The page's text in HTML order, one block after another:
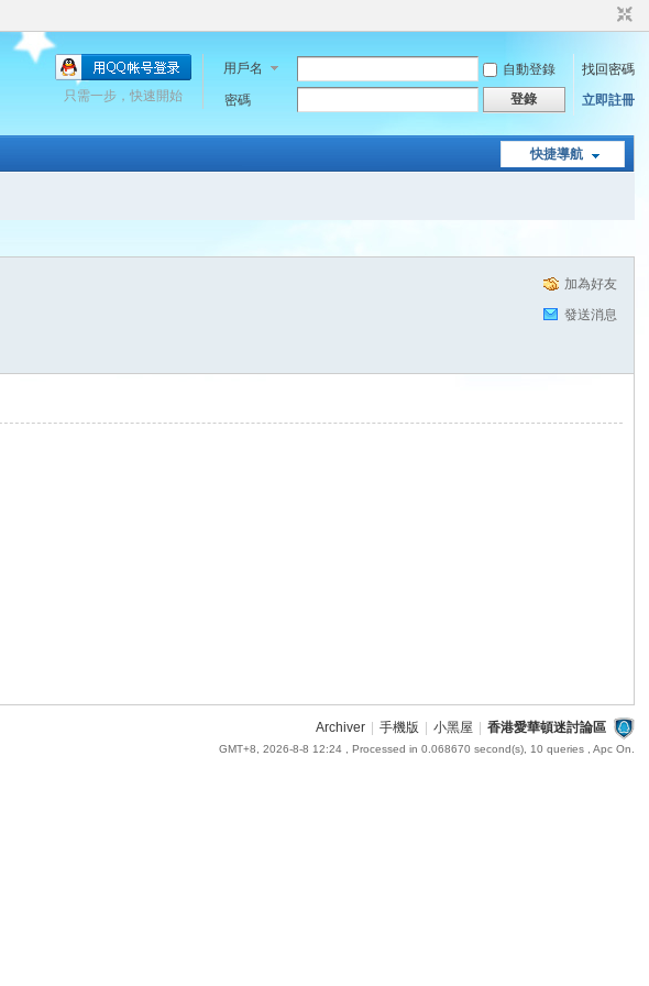
用戶名 自動登錄
找回密碼
密碼
登錄 立即註冊
只需一步，快速開始
快捷導航
加為好友
發送消息
Archiver 手機版 小黑屋 香港愛華頓迷討論區
GMT+8, 2026-8-8 12:24, Processed in 0.068670 second(s), 10 queries , Apc On.